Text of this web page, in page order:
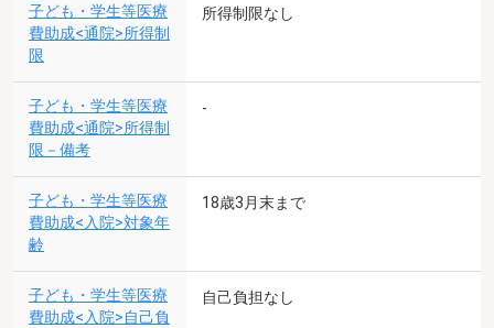
子ども・学生等医療
費助成<通院>所得制
限
所得制限なし
子ども・学生等医療
費助成<通院>所得制
限－備考
-
子ども・学生等医療
費助成<入院>対象年
齢
18歳3月末まで
子ども・学生等医療
費助成<入院>自己負
自己負担なし